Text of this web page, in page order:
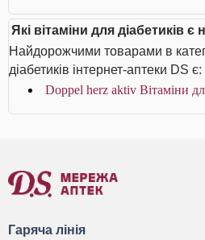
Які вітаміни для діабетиків
Найдорожчими товарами в
діабетиків інтернет-аптеки DS є:
Doppel herz aktiv Вітаміни
Гаряча лінія